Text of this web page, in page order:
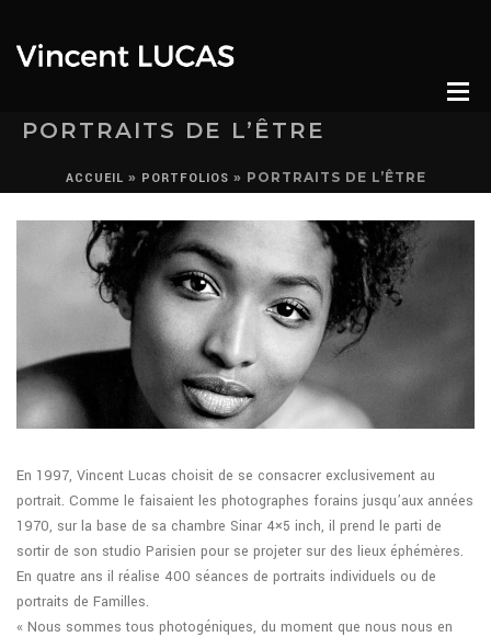
PORTRAITS DE L’ÊTRE
ACCUEIL » PORTFOLIOS » PORTRAITS DE L’ÊTRE
En 1997, Vincent Lucas choisit de se consacrer exclusivement au
portrait. Comme le faisaient les photographes forains jusqu’aux années
1970, sur la base de sa chambre Sinar 4×5 inch, il prend le parti de
sortir de son studio Parisien pour se projeter sur des lieux éphémères.
En quatre ans il réalise 400 séances de portraits individuels ou de
portraits de Familles.
« Nous sommes tous photogéniques, du moment que nous nous en